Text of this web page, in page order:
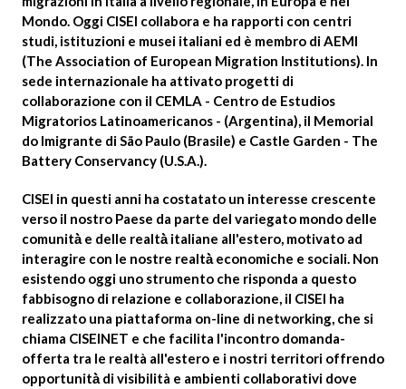
Mondo. Oggi CISEI collabora e ha rapporti con centri
studi, istituzioni e musei italiani ed è membro di AEMI
(The Association of European Migration Institutions). In
sede internazionale ha attivato progetti di
collaborazione con il CEMLA - Centro de Estudios
Migratorios Latinoamericanos - (Argentina), il Memorial
do Imigrante di São Paulo (Brasile) e Castle Garden - The
Battery Conservancy (U.S.A.).
CISEI in questi anni ha costatato un interesse crescente
verso il nostro Paese da parte del variegato mondo delle
comunità̀ e delle realtà̀ italiane all'estero, motivato ad
interagire con le nostre realtà̀ economiche e sociali. Non
esistendo oggi uno strumento che risponda a questo
fabbisogno di relazione e collaborazione, il CISEI ha
realizzato una piattaforma on-line di networking, che si
chiama CISEINET e che facilita l'incontro domanda-
offerta tra le realtà all'estero e i nostri territori offrendo
opportunità̀ di visibilità e ambienti collaborativi dove